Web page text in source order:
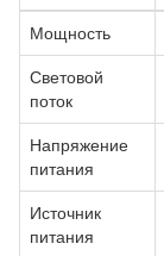
Мощность
Световой
поток
Напряжение
питания
Источник
питания